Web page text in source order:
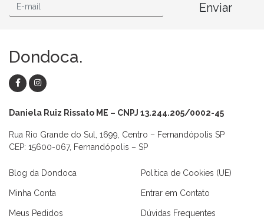
Enviar
Dondoca.
Daniela Ruiz Rissato ME – CNPJ 13.244.205/0002-45
Rua Rio Grande do Sul, 1699, Centro – Fernandópolis SP
CEP: 15600-067, Fernandópolis – SP
Blog da Dondoca
Minha Conta
Meus Pedidos
Política de Cookies (UE)
Entrar em Contato
Dúvidas Frequentes